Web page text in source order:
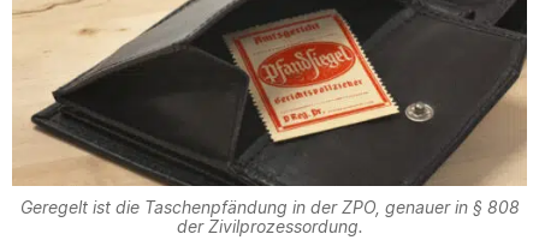
Geregelt ist die Taschenpfändung in der ZPO, genauer in § 808
der Zivilprozessordung.